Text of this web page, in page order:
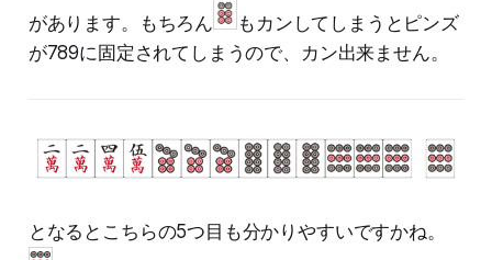
があります。もちろん
もカンしてしまうとピンズ
が789に固定されてしまうので、カン出来ません。
となるとこちらの5つ目も分かりやすいですかね。